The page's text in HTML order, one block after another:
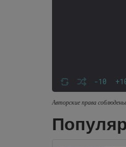
-10
Авторские права